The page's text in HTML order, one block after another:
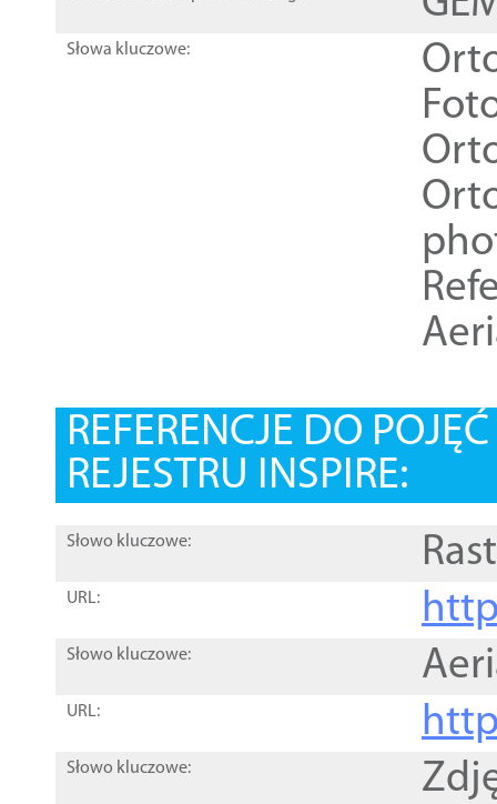
Słowa kluczowe:
REFERENCJE DO
REJESTRU INSPIRE:
Słowo kluczowe:
URL:
Słowo kluczowe:
URL:
Słowo kluczowe: